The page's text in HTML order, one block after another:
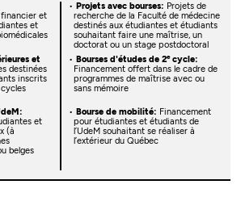
et
et
Projets avec bourses: Projets de
recherche de la Faculté de médecine
destinés aux étudiantes et étudiants
souhaitant faire une maîtrise, un
doctorat ou un stage postdoctoral
et
destinées
inscrits
Bourses d'études de 2ecycle:
Financement offert dans le cadre de
programmes de maîtrise avec ou
sans mémoire
et
(à
belges
Bourse de mobilité: Financement
pour étudiantes et étudiants de
l’UdeM souhaitant se réaliser à
l’extérieur du Québec